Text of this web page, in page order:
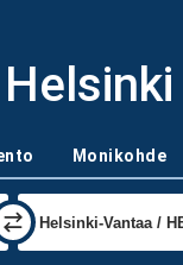
Monikohde